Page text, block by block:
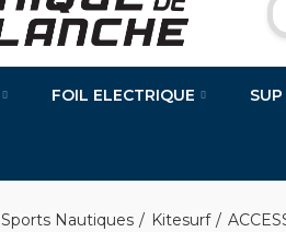
FOIL ELECTRIQUE SUP
Sports Nautiques Kitesurf